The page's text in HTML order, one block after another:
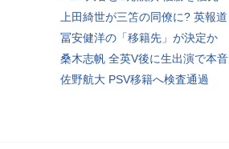
上田綺世が三笘の同僚に? 英報道
冨安健洋の「移籍先」が決定か
桑木志帆 全英V後に生出演で本音
佐野航大 PSV移籍へ検査通過